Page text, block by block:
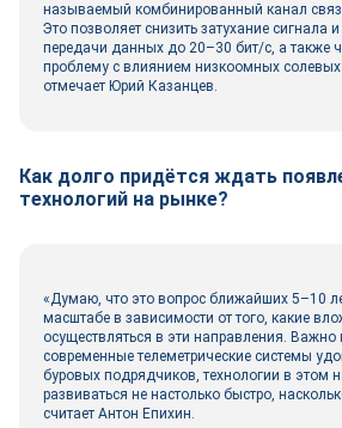
называемый комбинированный канал
Это позволяет снизить затухание сигнала
передачи данных до 20–30 бит/с, а также
проблему с влиянием низкоомных
отмечает Юрий Казанцев.
Как долго придётся ждать
технологий на рынке?
«Думаю, что это вопрос ближайших 5–10
масштабе в зависимости от того, какие
осуществляться в эти направления. Важно
современные телеметрические системы
буровых подрядчиков, технологии в этом
развиваться не настолько быстро,
считает Антон Епихин.